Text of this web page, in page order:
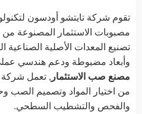
تقوم شركة تايتشو أودسون
مصبوبات الاستثمار المصنوعة من
تصنيع المعدات الأصلية الصناعية
وأبعاد مضبوطة ودعم هندسي
مصنع صب الاستثمار
من اختيار المواد وتصميم الصب
والفحص والتشطيب السطحي.